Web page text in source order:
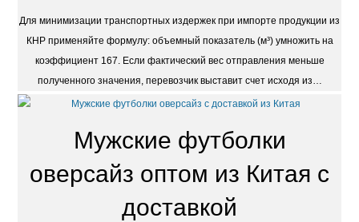
Для минимизации транспортных издержек при импорте продукции из
КНР применяйте формулу: объемный показатель (м³) умножить на
коэффициент 167. Если фактический вес отправления меньше
полученного значения, перевозчик выставит счет исходя из…
Мужские футболки
оверсайз оптом из Китая с
доставкой